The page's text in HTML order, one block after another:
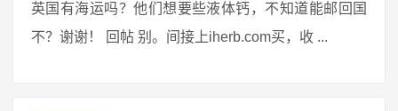
英国有海运吗？他们想要些液体钙，不知道能邮回国
不？谢谢！ 回帖 别。间接上iherb.com买，收 ...